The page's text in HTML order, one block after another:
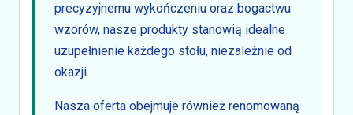
precyzyjnemu wykończeniu oraz bogactwu
wzorów, nasze produkty stanowią idealne
uzupełnienie każdego stołu, niezależnie od
okazji.
Nasza oferta obejmuje również renomowaną